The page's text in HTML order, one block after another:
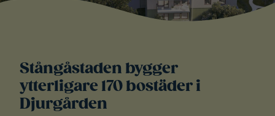
Stångåstaden bygger
ytterligare 170 bostäder i
Djurgården